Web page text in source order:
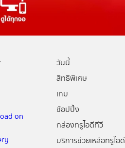
วันนี้
สิทธิพิเศษ
เกม
ช้อปปิ้ง
กล่องทรูไอดีทีวี
บริการช่วยเหลือทรูไอดี